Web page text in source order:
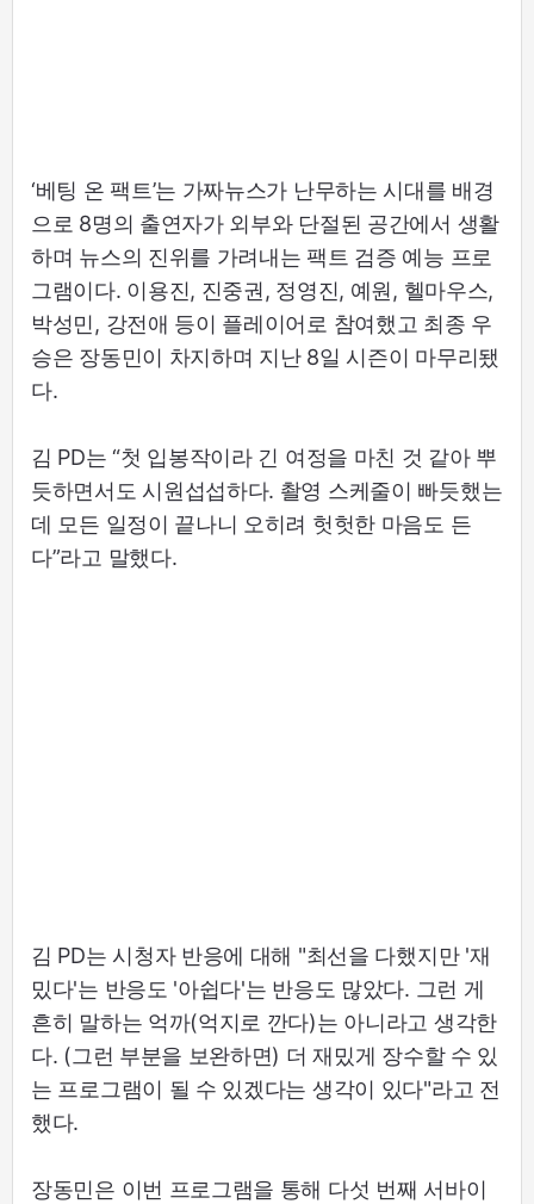
‘베팅 온 팩트’는 가짜뉴스가 난무하는 시대를 배경
으로 8명의 출연자가 외부와 단절된 공간에서 생활
하며 뉴스의 진위를 가려내는 팩트 검증 예능 프로
그램이다. 이용진, 진중권, 정영진, 예원, 헬마우스,
박성민, 강전애 등이 플레이어로 참여했고 최종 우
승은 장동민이 차지하며 지난 8일 시즌이 마무리됐
다.
김 PD는 “첫 입봉작이라 긴 여정을 마친 것 같아 뿌
듯하면서도 시원섭섭하다. 촬영 스케줄이 빠듯했는
데 모든 일정이 끝나니 오히려 헛헛한 마음도 든
다”라고 말했다.
김 PD는 시청자 반응에 대해 "최선을 다했지만 '재
밌다'는 반응도 '아쉽다'는 반응도 많았다. 그런 게
흔히 말하는 억까(억지로 깐다)는 아니라고 생각한
다. (그런 부분을 보완하면) 더 재밌게 장수할 수 있
는 프로그램이 될 수 있겠다는 생각이 있다"라고 전
했다.
장동민은 이번 프로그램을 통해 다섯 번째 서바이